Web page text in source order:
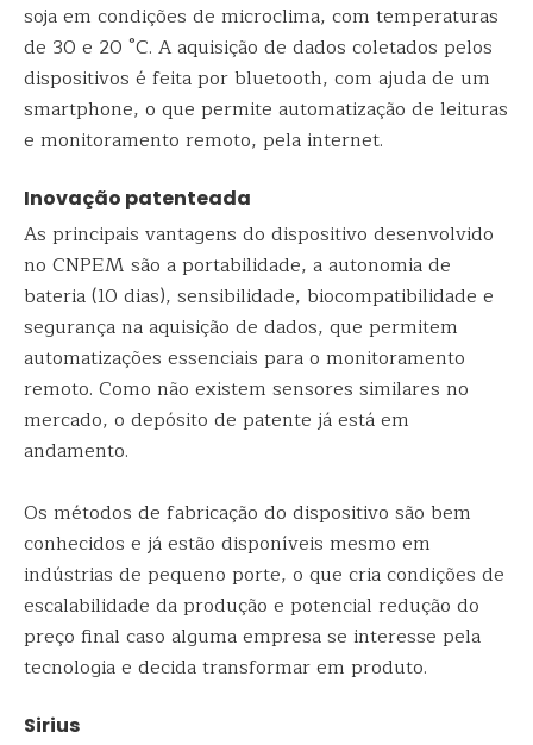
soja em condições de microclima, com temperaturas
de 30 e 20 °C. A aquisição de dados coletados pelos
dispositivos é feita por bluetooth, com ajuda de um
smartphone, o que permite automatização de leituras
e monitoramento remoto, pela internet.
Inovação patenteada
As principais vantagens do dispositivo desenvolvido
no CNPEM são a portabilidade, a autonomia de
bateria (10 dias), sensibilidade, biocompatibilidade e
segurança na aquisição de dados, que permitem
automatizações essenciais para o monitoramento
remoto. Como não existem sensores similares no
mercado, o depósito de patente já está em
andamento.
Os métodos de fabricação do dispositivo são bem
conhecidos e já estão disponíveis mesmo em
indústrias de pequeno porte, o que cria condições de
escalabilidade da produção e potencial redução do
preço final caso alguma empresa se interesse pela
tecnologia e decida transformar em produto.
Sirius